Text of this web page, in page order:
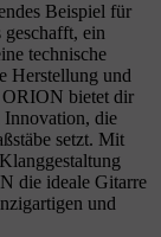
Beispiel für
ein
technische
Herstellung und
ORION bietet dir
Innovation, die
setzt. Mit
die ideale Gitarre
und